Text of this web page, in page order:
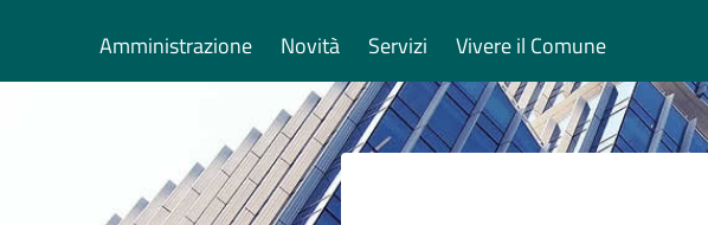
Amministrazione Novità Servizi Vivere il Comune